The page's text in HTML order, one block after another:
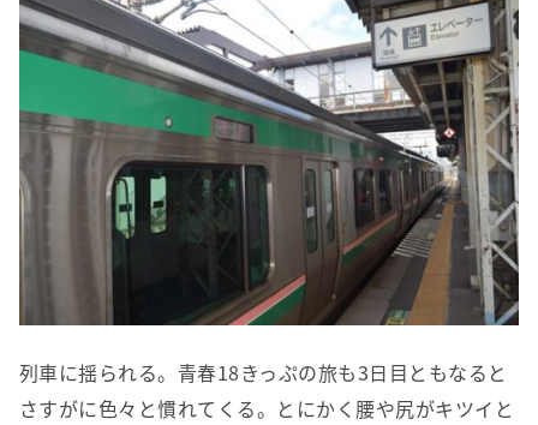
列車に揺られる。青春18きっぷの旅も3日目ともなると
さすがに色々と慣れてくる。とにかく腰や尻がキツイと